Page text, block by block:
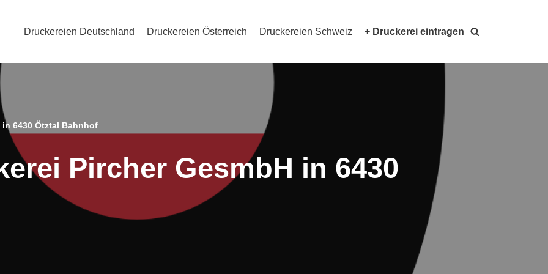
Druckereien Deutschland Druckereien Österreich Druckereien Schweiz + Druckerei eintragen
in 6430 Ötztal Bahnhof
Pircher GesmbH in 6430